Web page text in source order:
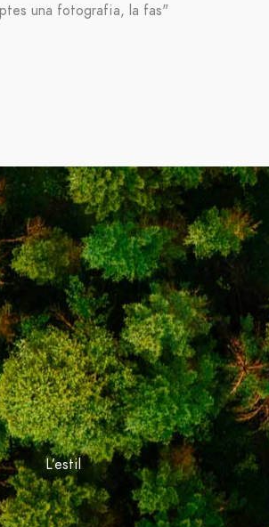
una fotografia, la fas"
L’estil